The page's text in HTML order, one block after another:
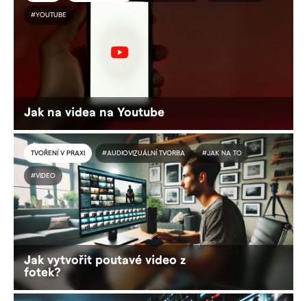
#YOUTUBE
Jak na videa na Youtube
TVOŘENÍ V PRAXI #AUDIOVIZUÁLNÍ TVORBA #JAK NA TO
#VIDEO
Jak vytvořit poutavé video z
fotek?